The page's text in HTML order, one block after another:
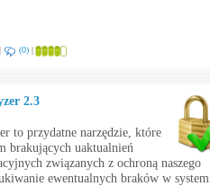
(0) |
2.3
to przydatne narzędzie, które
brakujących uaktualnień
związanych z ochroną naszego
ewentualnych braków w